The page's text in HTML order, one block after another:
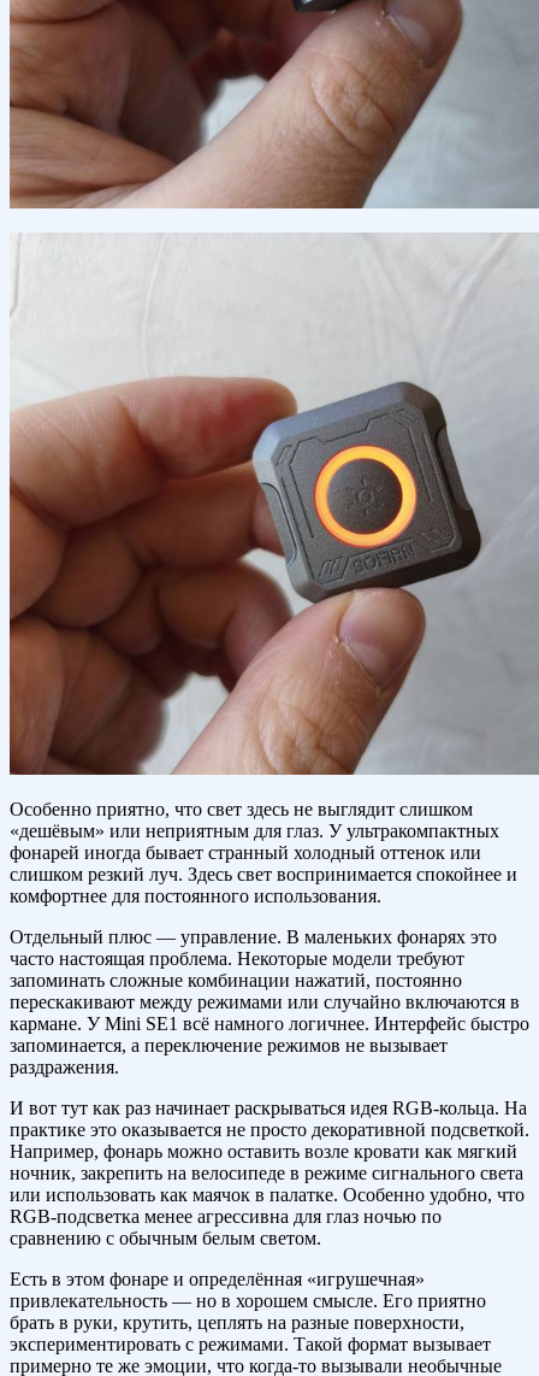
Особенно приятно, что свет здесь не выглядит слишком
«дешёвым» или неприятным для глаз. У ультракомпактных
фонарей иногда бывает странный холодный оттенок или
слишком резкий луч. Здесь свет воспринимается спокойнее и
комфортнее для постоянного использования.
Отдельный плюс — управление. В маленьких фонарях это
часто настоящая проблема. Некоторые модели требуют
запоминать сложные комбинации нажатий, постоянно
перескакивают между режимами или случайно включаются в
кармане. У Mini SE1 всё намного логичнее. Интерфейс быстро
запоминается, а переключение режимов не вызывает
раздражения.
И вот тут как раз начинает раскрываться идея RGB-кольца. На
практике это оказывается не просто декоративной подсветкой.
Например, фонарь можно оставить возле кровати как мягкий
ночник, закрепить на велосипеде в режиме сигнального света
или использовать как маячок в палатке. Особенно удобно, что
RGB-подсветка менее агрессивна для глаз ночью по
сравнению с обычным белым светом.
Есть в этом фонаре и определённая «игрушечная»
привлекательность — но в хорошем смысле. Его приятно
брать в руки, крутить, цеплять на разные поверхности,
экспериментировать с режимами. Такой формат вызывает
примерно те же эмоции, что когда-то вызывали необычные